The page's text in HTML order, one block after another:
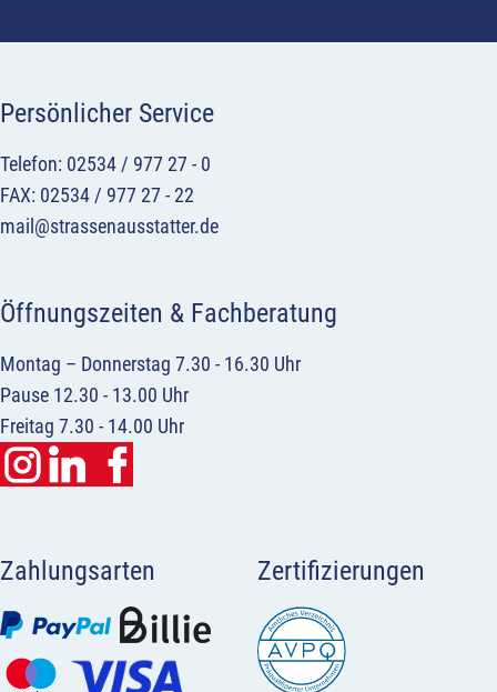
Persönlicher Service
Telefon: 02534 / 977 27 - 0
FAX: 02534 / 977 27 - 22
mail@strassenausstatter.de
Öffnungszeiten & Fachberatung
Montag – Donnerstag 7.30 - 16.30 Uhr
Pause 12.30 - 13.00 Uhr
Freitag 7.30 - 14.00 Uhr
Zahlungsarten Zertifizierungen